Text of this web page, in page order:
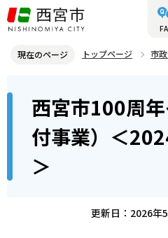
こ
の
ジ
す
現在のページ トップページ 市
西宮市100周年イベント（冠付事業）
ら
西宮市100周
付事業）＜
＞
更新日：2026年